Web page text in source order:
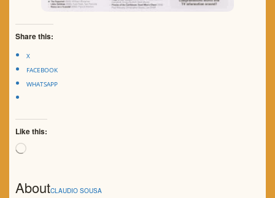
Share this:
X
FACEBOOK
WHATSAPP
Like this:
Loading…
AboutCLAUDIO SOUSA